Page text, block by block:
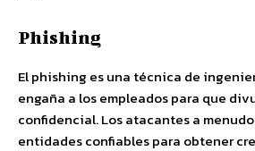
Phishing
El phishing es una técnica de
engaña a los empleados para que
confidencial. Los atacantes a
entidades confiables para obtener